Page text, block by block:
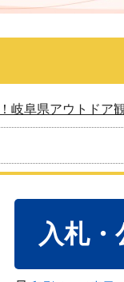
岐阜県アウトドア
入札・